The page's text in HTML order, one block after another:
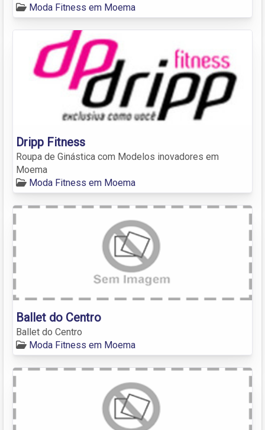
Moda Fitness em Moema
Dripp Fitness
Roupa de Ginástica com Modelos inovadores em
Moema
Moda Fitness em Moema
Ballet do Centro
Ballet do Centro
Moda Fitness em Moema